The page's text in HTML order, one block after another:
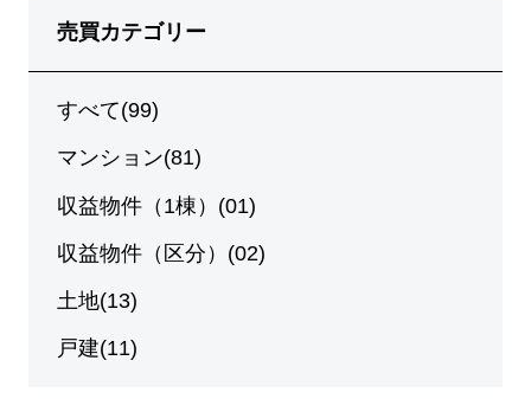
売買カテゴリー
すべて(99)
マンション(81)
収益物件（1棟）(01)
収益物件（区分）(02)
土地(13)
戸建(11)